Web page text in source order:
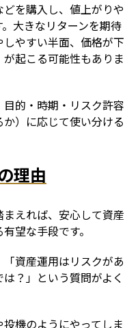
を購入し、値上がりや
大きなリターンを期待
やすい半面、価格が下
起こる可能性もありま
的・時期・リスク許容
）に応じて使い分ける
理由
えれば、安心して資産
望な手段です。
「資産運用はリスクがあ
？」という質問がよく
機のようにやってしま